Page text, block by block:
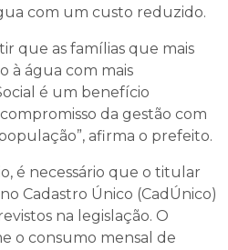
com um custo reduzido.
que as famílias que mais
à água com mais
é um benefício
da gestão com
afirma o prefeito.
é necessário que o titular
Cadastro Único (CadÚnico)
na legislação. O
o consumo mensal de